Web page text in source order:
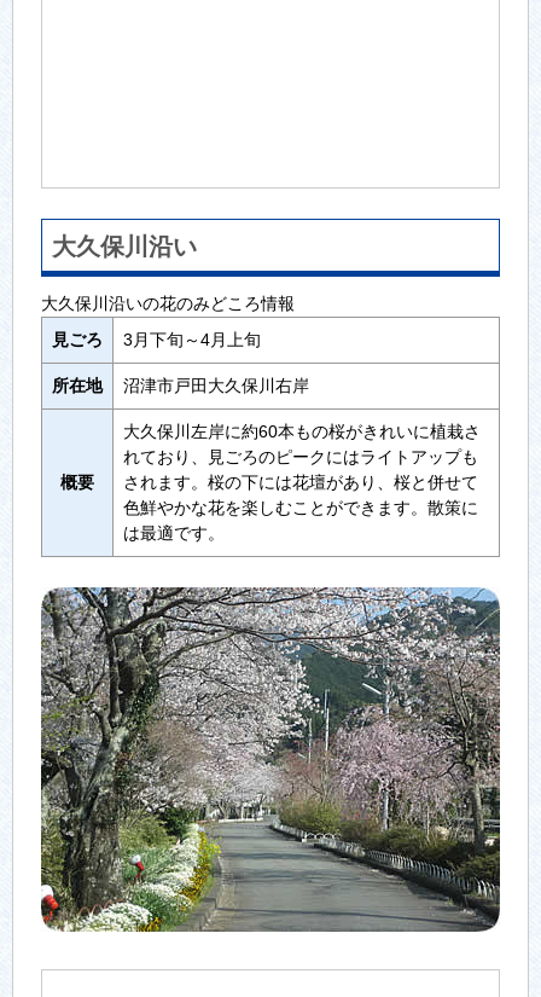
大久保川沿い
大久保川沿いの花のみどころ情報
見ごろ
3月下旬～4月上旬
所在地 沼津市戸田大久保川右岸
概要
大久保川左岸に約60本もの桜がきれいに植栽さ
れており、見ごろのピークにはライトアップも
されます。桜の下には花壇があり、桜と併せて
色鮮やかな花を楽しむことができます。散策に
は最適です。